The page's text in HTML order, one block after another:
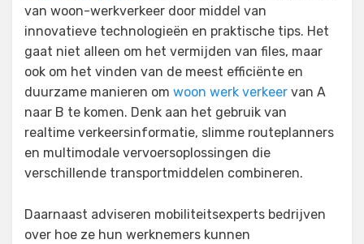
van woon-werkverkeer door middel van
innovatieve technologieën en praktische tips. Het
gaat niet alleen om het vermijden van files, maar
ook om het vinden van de meest efficiënte en
duurzame manieren om woon werk verkeer van A
naar B te komen. Denk aan het gebruik van
realtime verkeersinformatie, slimme routeplanners
en multimodale vervoersoplossingen die
verschillende transportmiddelen combineren.
Daarnaast adviseren mobiliteitsexperts bedrijven
over hoe ze hun werknemers kunnen